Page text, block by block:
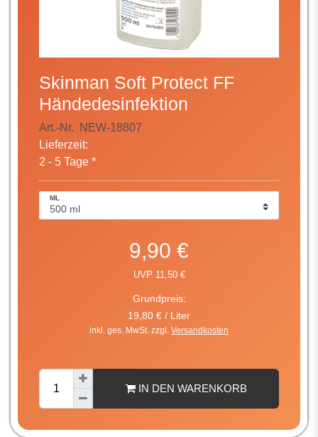
Skinman Soft Protect FF
Händedesinfektion
Art.-Nr.
NEW-18807
Lieferzeit:
2 - 5 Tage *
ML
9,90 €
UVP 11,50 €
Grundpreis:
19,80 € / Liter
inkl. ges. MwSt. zzgl. Versandkosten
IN DEN WARENKORB